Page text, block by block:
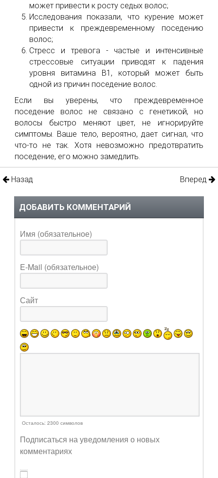
может привести к росту седых волос;
Исследования показали, что курение может
привести к преждевременному поседению
волос;
Стресс и тревога - частые и интенсивные
стрессовые ситуации приводят к падения
уровня витамина В1, который может быть
одной из причин поседение волос.
Если вы уверены, что преждевременное
поседение волос не связано с генетикой, но
волосы быстро меняют цвет, не игнорируйте
симптомы. Ваше тело, вероятно, дает сигнал, что
что-то не так. Хотя невозможно предотвратить
поседение, его можно замедлить.
Назад Вперед
ДОБАВИТЬ КОММЕНТАРИЙ
Имя (обязательное)
E-Mail (обязательное)
Сайт
Осталось: 2300 символов
Подписаться на уведомления о новых
комментариях